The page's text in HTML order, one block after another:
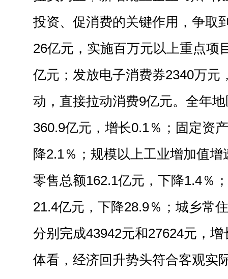
投资、促消费的关键作用，争取
26亿元，实施百万元以上重点项
亿元；发放电子消费券2340万元
动，直接拉动消费9亿元。全年
360.9亿元，增长0.1％；固定资
降2.1％；规模以上工业增加值
零售总额162.1亿元，下降1.4％
21.4亿元，下降28.9％；城乡常
分别完成43942元和27624元，
体看，经济回升势头符合客观实